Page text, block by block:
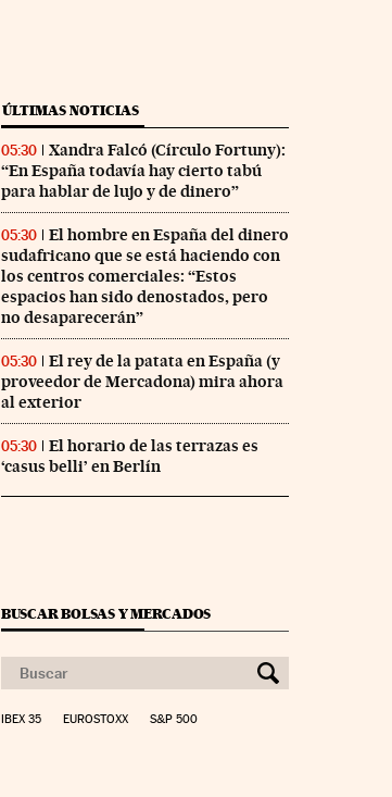
ÚLTIMAS NOTICIAS
05:30
Xandra Falcó (Círculo Fortuny):
“En España todavía hay cierto tabú
para hablar de lujo y de dinero”
05:30
El hombre en España del dinero
sudafricano que se está haciendo con
los centros comerciales: “Estos
espacios han sido denostados, pero
no desaparecerán”
05:30
El rey de la patata en España (y
proveedor de Mercadona) mira ahora
al exterior
05:30
El horario de las terrazas es
‘casus belli’ en Berlín
BUSCAR BOLSAS Y MERCADOS
IBEX 35 EUROSTOXX S&P 500